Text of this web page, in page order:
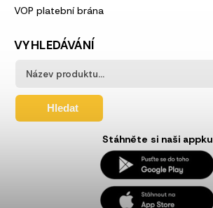
VOP platební brána
VYHLEDÁVÁNÍ
Hledat
Stáhněte si naši appku